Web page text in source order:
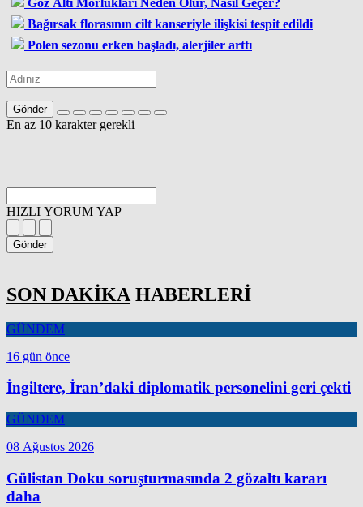
Bağırsak florasının cilt kanseriyle ilişkisi tespit edildi
Polen sezonu erken başladı, alerjiler arttı
Gönder
En az 10 karakter gerekli
HIZLI YORUM YAP
Gönder
SON DAKİKA HABERLERİ
GÜNDEM
16 gün önce
İngiltere, İran’daki diplomatik personelini geri çekti
GÜNDEM
08 Ağustos 2026
Gülistan Doku soruşturmasında 2 gözaltı kararı
daha